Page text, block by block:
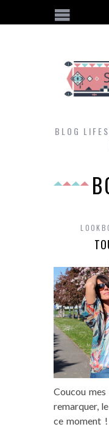
BLOG
Coucou
remarquer,
ce moment